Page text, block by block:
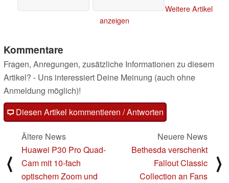
Weitere Artikel
anzeigen
Kommentare
Fragen, Anregungen, zusätzliche Informationen zu diesem
Artikel? - Uns interessiert Deine Meinung (auch ohne
Anmeldung möglich)!
Diesen Artikel kommentieren / Antworten
⟨
Ältere News
Huawei P30 Pro Quad-
Cam mit 10-fach
optischem Zoom und
Neuere News
Bethesda verschenkt
Fallout Classic
Collection an Fans
⟩